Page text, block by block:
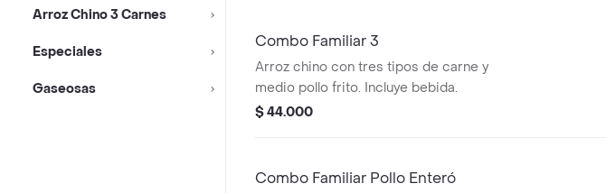
Arroz Chino 3 Carnes
Especiales
Gaseosas
Combo Familiar 3
Arroz chino con tres tipos de carne y
medio pollo frito. Incluye bebida.
$ 44.000
Combo Familiar Pollo Enteró